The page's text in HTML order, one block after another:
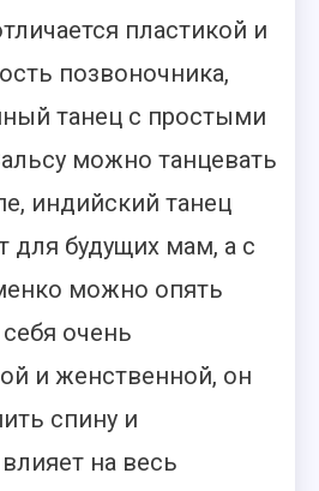
пластикой и
позвоночника,
танец с простыми
можно танцевать
индийский танец
для будущих мам, а с
можно опять
очень
и женственной, он
спину и
на весь